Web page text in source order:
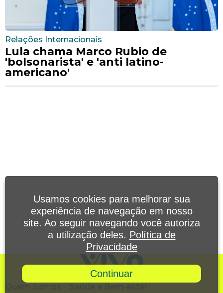
Relações Internacionais
Lula chama Marco Rubio de
'bolsonarista' e 'anti latino-
americano'
Quem Somos Saúde e Bem-estar
Usamos cookies para melhorar sua
experiência de navegação em nosso
site. Ao seguir navegando você autoriza
a utilização deles. Política de
Privacidade
Continuar